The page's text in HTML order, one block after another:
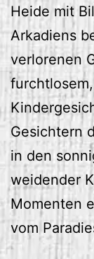
Heide mit
Arkadiens
verlorenen
Gesichtern
in den
weidender
Momenten
vom